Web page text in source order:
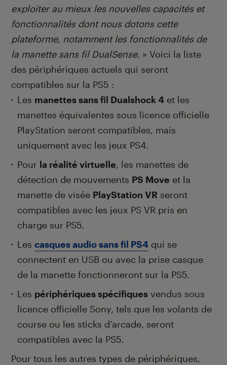
exploiter au mieux les nouvelles capacités et
fonctionnalités dont nous dotons cette
plateforme, notamment les fonctionnalités de
la manette sans fil DualSense. » Voici la liste
des périphériques actuels qui seront
compatibles sur la PS5 :
Les manettes sans fil Dualshock 4 et les
manettes équivalentes sous licence officielle
PlayStation seront compatibles, mais
uniquement avec les jeux PS4.
Pour la réalité virtuelle, les manettes de
détection de mouvements PS Move et la
manette de visée PlayStation VR seront
compatibles avec les jeux PS VR pris en
charge sur PS5.
Les casques audio sans fil PS4 qui se
connectent en USB ou avec la prise casque
de la manette fonctionneront sur la PS5.
Les périphériques spécifiques vendus sous
licence officielle Sony, tels que les volants de
course ou les sticks d’arcade, seront
compatibles avec la PS5.
Pour tous les autres types de périphériques,